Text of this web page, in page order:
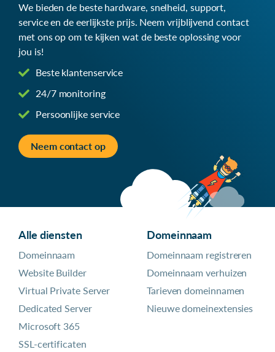
We bieden de beste hardware, snelheid, support,
service en de eerlijkste prijs. Neem vrijblijvend contact
met ons op om te kijken wat de beste oplossing voor
jou is!
Beste klantenservice
24/7 monitoring
Persoonlijke service
Neem contact op
Alle diensten
Domeinnaam
Website Builder
Virtual Private Server
Dedicated Server
Microsoft 365
SSL-certificaten
Domeinnaam
Domeinnaam registreren
Domeinnaam verhuizen
Tarieven domeinnamen
Nieuwe domeinextensies